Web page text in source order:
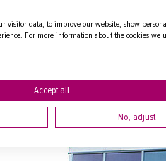
tästä lähtien vuosittain.
visitor data, to improve our website, show
For more information about the cookies we
Accept all
No, adjust